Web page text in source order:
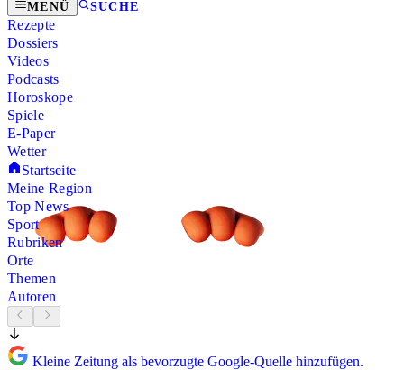
MENÜ SUCHE
Rezepte
Dossiers
Videos
Podcasts
Horoskope
Spiele
E-Paper
Wetter
Startseite
Meine Region
Top News
Sport
Rubriken
Orte
Themen
Autoren
Kleine Zeitung als bevorzugte Google-Quelle hinzufügen.